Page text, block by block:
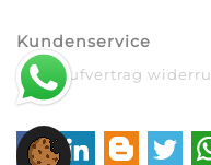
Kundenservice
done Kaufvertrag